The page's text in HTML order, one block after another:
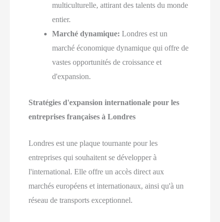
multiculturelle, attirant des talents du monde
entier.
Marché dynamique: Londres est un
marché économique dynamique qui offre de
vastes opportunités de croissance et
d'expansion.
Stratégies d'expansion internationale pour les
entreprises françaises à Londres
Londres est une plaque tournante pour les
entreprises qui souhaitent se développer à
l'international. Elle offre un accès direct aux
marchés européens et internationaux, ainsi qu'à un
réseau de transports exceptionnel.